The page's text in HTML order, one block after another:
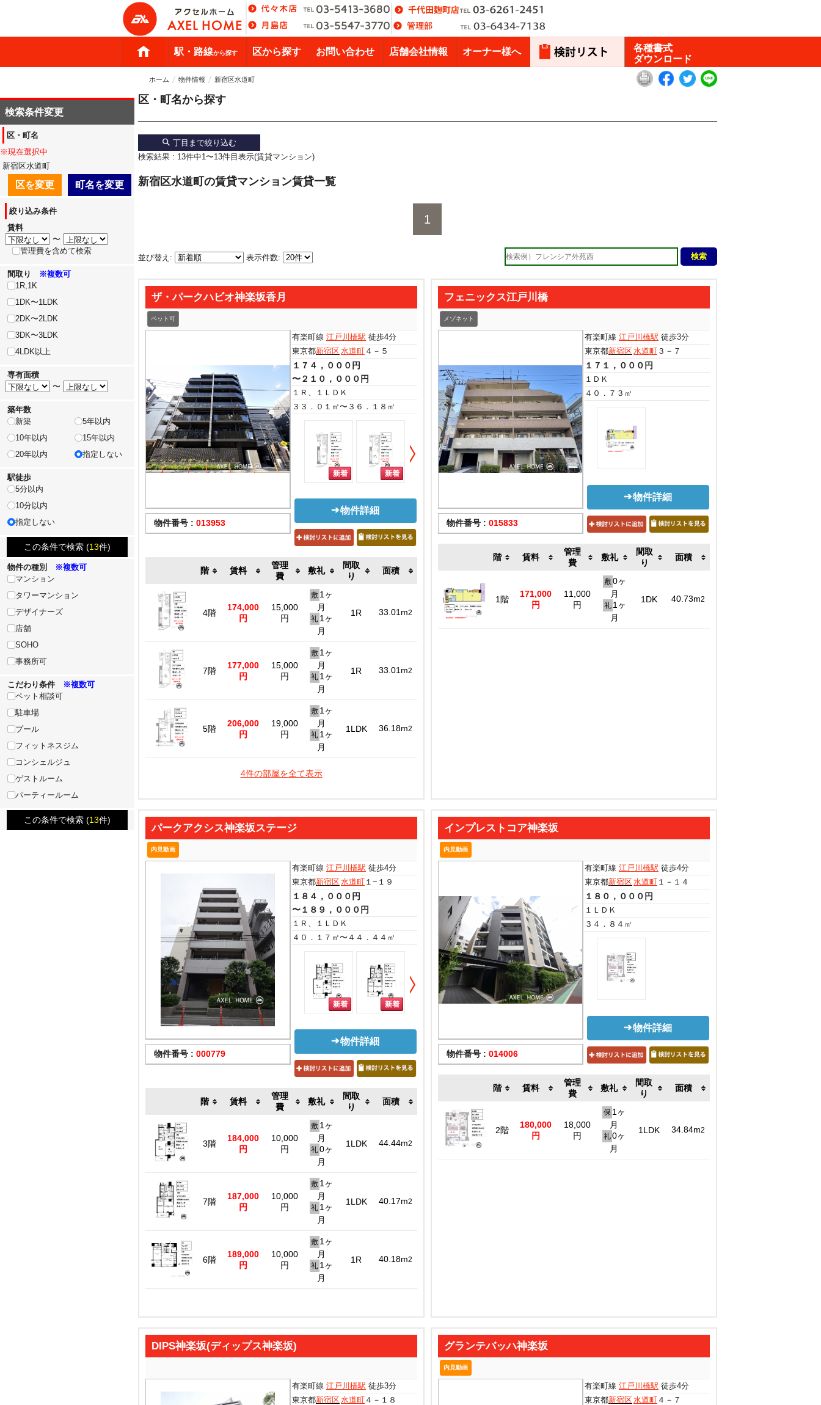
駅・路線から探す 区から探す お問い合わせ 店舗会社情報 オーナー様へ
各種書式
ダウンロード
ホーム 物件情報 新宿区水道町
区・町名から探す
丁目まで絞り込む
検索結果 : 13件中1〜13件目表示(賃貸マンション)
新宿区水道町の賃貸マンション賃貸一覧
1
並び替え: 表示件数:
ザ・パークハビオ神楽坂香月
ペット可
物件番号 : 013953
有楽町線 江戸川橋駅 徒歩4分
東京都新宿区水道町 ４－５
１７４，０００円
〜２１０，０００円
１Ｒ、１ＬＤＫ
３３．０１㎡〜３６．１８㎡
物件詳細
階 賃料
管理
費
敷礼
間取
り
面積
4階
174,000
円
15,000
円
敷 1ヶ
月
礼 1ヶ
月
1R 33.01m2
7階
177,000
円
15,000
円
敷 1ヶ
月
礼 1ヶ
月
1R 33.01m2
5階
206,000
円
19,000
円
敷 1ヶ
月
礼 1ヶ
月
1LDK 36.18m2
4件の部屋を全て表示
フェニックス江戸川橋
メゾネット
物件番号 : 015833
有楽町線 江戸川橋駅 徒歩3分
東京都新宿区水道町 ３－７
１７１，０００円
１ＤＫ
４０．７３㎡
物件詳細
階 賃料
管理
費
敷礼
間取
り
面積
1階
171,000
円
11,000
円
敷 0ヶ
月
礼 1ヶ
月
1DK 40.73m2
パークアクシス神楽坂ステージ
内見動画
物件番号 : 000779
有楽町線 江戸川橋駅 徒歩4分
東京都新宿区水道町 １−１９
１８４，０００円
〜１８９，０００円
１Ｒ、１ＬＤＫ
４０．１７㎡〜４４．４４㎡
物件詳細
階 賃料
管理
費
敷礼
間取
り
面積
3階
184,000
円
10,000
円
敷 1ヶ
月
礼0ヶ
月
1LDK 44.44m2
7階
187,000
円
10,000
円
敷 1ヶ
月
礼 1ヶ
月
1LDK 40.17m2
6階
189,000
円
10,000
円
敷 1ヶ
月
礼 1ヶ
月
1R 40.18m2
インプレストコア神楽坂
内見動画
物件番号 : 014006
有楽町線 江戸川橋駅 徒歩4分
東京都新宿区水道町 １－１４
１８０，０００円
１ＬＤＫ
３４．８４㎡
物件詳細
階 賃料
管理
費
敷礼
間取
り
面積
2階
180,000
円
18,000
円
保 1ヶ
月
礼0ヶ
月
1LDK 34.84m2
DIPS神楽坂(ディップス神楽坂)
有楽町線 江戸川橋駅 徒歩3分
東京都新宿区水道町 ４－１８
グランテバッハ神楽坂
内見動画
有楽町線 江戸川橋駅 徒歩4分
東京都新宿区水道町 ４－７
検索条件変更
区・町名
※現在選択中
新宿区水道町
区を変更 町名を変更
絞り込み条件
賃料
〜
管理費を含めて検索
間取り
※複数可
1R,1K
1DK〜1LDK
2DK〜2LDK
3DK〜3LDK
4LDK以上
専有面積
〜
築年数
新築
5年以内
10年以内
15年以内
20年以内
指定しない
駅徒歩
5分以内
10分以内
指定しない
この条件で検索 (13件)
物件の種別
※複数可
マンション
タワーマンション
デザイナーズ
店舗
SOHO
事務所可
こだわり条件
※複数可
ペット相談可
駐車場
プール
フィットネスジム
コンシェルジュ
ゲストルーム
パーティールーム
この条件で検索 (13件)